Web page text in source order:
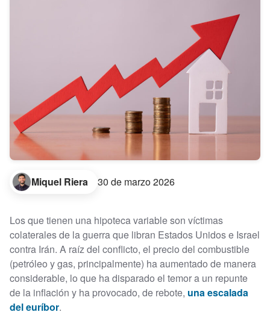
Miquel Riera 30 de marzo 2026
Los que tienen una hipoteca variable son víctimas
colaterales de la guerra que libran Estados Unidos e Israel
contra Irán. A raíz del conflicto, el precio del combustible
(petróleo y gas, principalmente) ha aumentado de manera
considerable, lo que ha disparado el temor a un repunte
de la inflación y ha provocado, de rebote, una escalada
del euríbor.